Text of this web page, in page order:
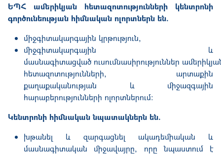
ԵՊՀ
ամերիկյան հետազոտությունների
կենտրոնի
գործունեության հիմնական ոլորտներն են.
միջգիտակարգային կրթություն,
միջգիտակարգային
և
մասնագիտացվածուսումնասիրություններ
հետազոտությունների, արտաքին
քաղաքականության
և
միջազգային
հարաբերությունների ոլորտներում:
Կենտրոնի հիմնական նպատակներն են.
խթանել և զարգացնել ակադեմիական
և
մասնագիտական
միջավայրը, որը նպաստում
է